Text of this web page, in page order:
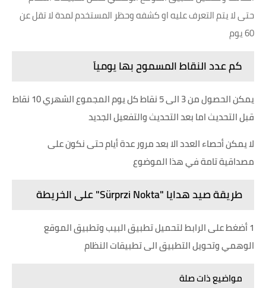
حتى لا يتم التعرف عليه او كشفه وحظر المستخدم لمدة لا تقل عن
60 يوم
كم عدد النقاط المسموح بها يومياَ
يمكن الحصول من 3 الى 5 نقاط كل يوم المجموع الشهري 10 نقاط
قبل التحديث اما بعد التحديث والتفعيل الجديد
لا يمكن أحصاء العدد الا بعد مرور عدة أيام حتى نكون على
مصداقية تامة في هذا الموضوع
طريقة صيد هدايا "Sürprzi Nokta" على الخريطة
1 أضغط على الرابط لتحميل تطبيق البيب وتطبيق الموقع
الوهمي وتحويل التطبيق الى تطبيقات النظام
مواضيع ذات صلة